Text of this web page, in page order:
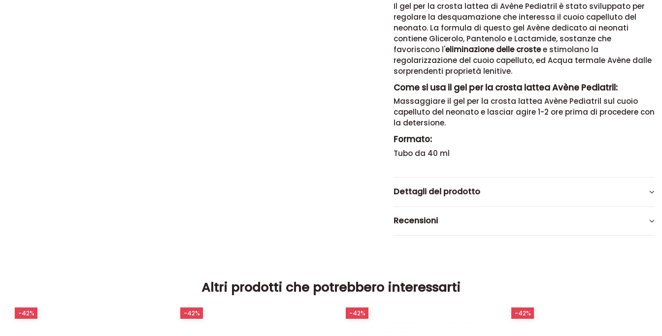
Il gel per la crosta lattea di Avène Pediatril è stato sviluppato per
regolare la desquamazione che interessa il cuoio capelluto del
neonato. La formula di questo gel Avène dedicato ai neonati
contiene Glicerolo, Pantenolo e Lactamide, sostanze che
favoriscono l'eliminazione delle crostee stimolano la
regolarizzazione del cuoio capelluto, ed Acqua termale Avène dalle
sorprendenti proprietà lenitive.
Come si usa il gel per la crosta lattea Avène Pediatril:
Massaggiare il gel per la crosta lattea Avène Pediatril sul cuoio
capelluto del neonato e lasciar agire 1-2 ore prima di procedere con
la detersione.
Formato:
Tubo da 40 ml
Dettagli del prodotto
Recensioni
Altri prodotti che potrebbero interessarti
-42% -42% -42% -42%